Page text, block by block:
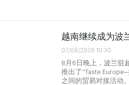
越南继续成为波
07/08/2026 10:30
8月6日晚上，波兰驻
推出了“Taste
之间的贸易对接活动。